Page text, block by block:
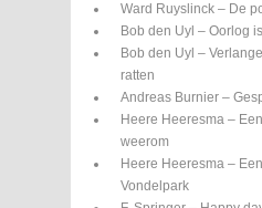
Ward Ruyslinck – De
Bob den Uyl – Oorlog
Bob den Uyl –
ratten
Andreas Burnier –
Heere Heeresma –
weerom
Heere Heeresma –
Vondelpark